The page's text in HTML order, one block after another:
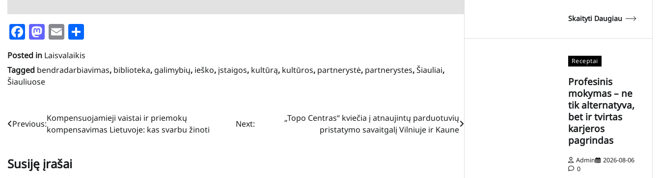
Facebook
Mastodon
Email
Posted in Laisvalaikis
Tagged bendradarbiavimas, biblioteka, galimybių, ieško, įstaigos, kultūrą, kultūros, partnerystė, partnerystes,Šiauliai,
Šiauliuose
Navigacija
įrašų
Previous:
Kompensuojamieji vaistai ir priemokų
kompensavimas Lietuvoje: kas svarbu žinoti
Next:
„Topo Centras“ kviečia į atnaujintų parduotuvių
pristatymo savaitgalį Vilniuje ir Kaune
Susiję įrašai
Skaityti Daugiau
Receptai
Profesinis
mokymas – ne
tik alternatyva,
bet ir tvirtas
karjeros
pagrindas
Admin
2026-08-06
0